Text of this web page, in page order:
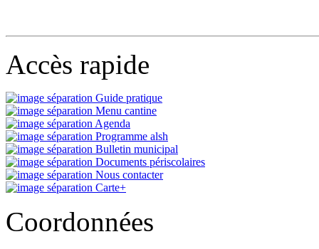
Accès rapide
Guide pratique
Menu cantine
Agenda
Programme alsh
Bulletin municipal
Documents périscolaires
Nous contacter
Carte+
Coordonnées